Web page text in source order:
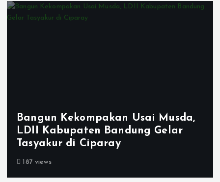
Bangun Kekompakan Usai Musda,
LDII Kabupaten Bandung Gelar
Tasyakur di Ciparay
187 views